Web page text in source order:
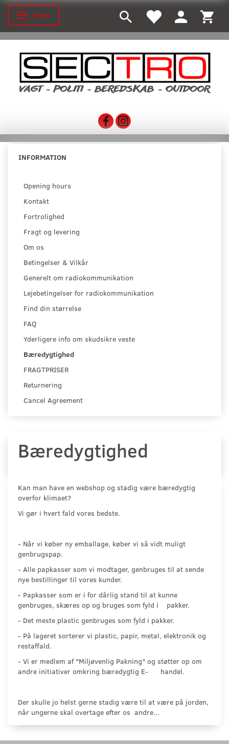
Toggle navigation
Menu
INFORMATION
Opening hours
Kontakt
Fortrolighed
Fragt og levering
Om os
Betingelser & Vilkår
Generelt om radiokommunikation
Lejebetingelser for radiokommunikation
Find din størrelse
FAQ
Yderligere info om skudsikre veste
Bæredygtighed
FRAGTPRISER
Returnering
Cancel Agreement
Bæredygtighed
Kan man have en webshop og stadig være bæredygtig
overfor klimaet?
Vi gør i hvert fald vores bedste.
- Når vi køber ny emballage, køber vi så vidt muligt
genbrugspap.
- Alle papkasser som vi modtager, genbruges til at sende
nye bestillinger til vores kunder.
- Papkasser som er i for dårlig stand til at kunne
genbruges, skæres op og bruges som fyld i pakker.
- Det meste plastic genbruges som fyld i pakker.
- På lageret sorterer vi plastic, papir, metal, elektronik og
restaffald.
- Vi er medlem af "Miljøvenlig Pakning" og støtter op om
andre initiativer omkring bæredygtig E- handel.
Der skulle jo helst gerne stadig være til at være på jorden,
når ungerne skal overtage efter os andre...